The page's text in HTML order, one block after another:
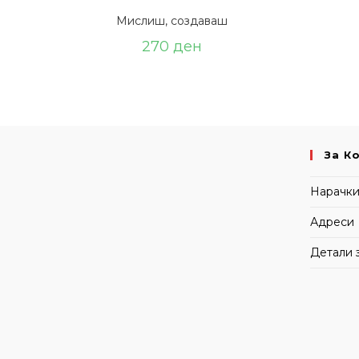
Мислиш, создаваш
270 ден
За
Нарачки
Адреси
Детали